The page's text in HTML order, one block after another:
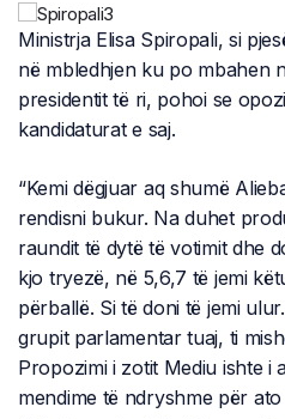
Ministrja Elisa Spiropali, si
në mbledhjen ku po mbahen
presidentit të ri, pohoi se
kandidaturat e saj.
“Kemi dëgjuar aq shumë
rendisni bukur. Na duhet
raundit të dytë të votimit dhe
kjo tryezë, në 5,6,7 të jemi
përballë. Si të doni të jemi
grupit parlamentar tuaj, ti
Propozimi i zotit Mediu ishte i
mendime të ndryshme për